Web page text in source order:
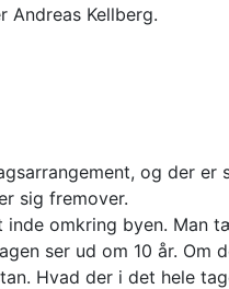
Andreas Kellberg.
og der er
sig fremover.
inde omkring byen. Man
ser ud om 10 år. Om
Hvad der i det hele